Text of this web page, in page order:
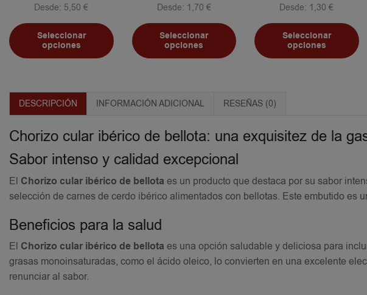
Desde: 5,50€
Seleccionar
opciones
Desde: 1,70 €
Seleccionar
opciones
Desde: 1,30€
Seleccionar
opciones
DESCRIPCIÓN INFORMACIÓN ADICIONAL RESEÑAS (0)
Chorizo cular ibérico de bellota: una exquisitez de la
Sabor intenso y calidad excepcional
El Chorizo cular ibérico de bellota es un producto que destaca por su sabor
selección de carnes de cerdo ibérico alimentados con bellotas. Este embutido es
Beneficios para la salud
El Chorizo cular ibérico de bellota es una opción saludable y deliciosa para
grasas monoinsaturadas, como el ácido oleico, lo convierten en una excelente
renunciar al sabor.